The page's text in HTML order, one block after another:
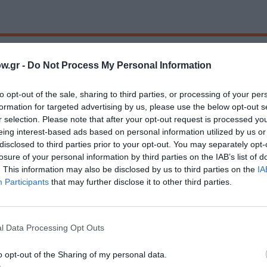
- Do Not Process My Personal Information
opt-out of the sale, sharing to third parties, or processing of your
for targeted advertising by us, please use the below opt-out
selection. Please note that after your opt-out request is processed
interest-based ads based on personal information utilized by us
to third parties prior to your opt-out. You may separately
of your personal information by third parties on the IAB’s list of
This information may also be disclosed by us to third parties on the
Participants that may further disclose it to other third parties.
Data Processing Opt Outs
opt-out of the Sharing of my personal data.
εγκατάλειψε την δικηγορία για να αφιερωθεί
επί σειρά ετών το Teatro Stabile του Friuli-Venezia
Κάποια από τα σημαντικότερα θεατρικά του έργα
Il poeta ed il suo mostro, Senilità, Le ultime lune (Τα
notte dell’angelo .
στο εξωτερικό και την Ιταλία με μεγάλη επιτυχία
(Prix du Theatre1998 στις Bruxelles. Premio IDI
Le ultime lune, παίζεται στην Ιταλία εδώ και 25
Gianrico Tedeschi και Andrea Giordana. Το τελευταίο
Το λογοτεχνικό του έργο περιλαμβάνει : A
scura (Marsilio 1994), Stanze di famiglia (Garzanti